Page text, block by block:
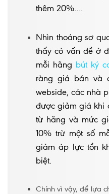
thêm 20%….
Nhìn thoáng sơ
thấy có vấn đề ở
mỗi hãng bút ký
ràng giá bán và
webside, các nhà
được giảm giá khi
từ hãng và mức
10% trừ một số
giảm áp lực tồn
biệt.
Chính vì vậy, để lựa